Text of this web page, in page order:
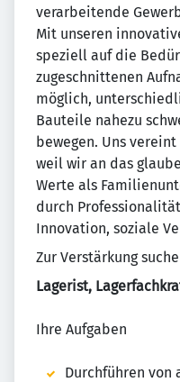
verarbeitende
Mit unseren
speziell auf die
zugeschnittenen
möglich,
Bauteile nahezu
bewegen. Uns
weil wir an das
Werte als
durch
Innovation, soziale
Zur Verstärkung
Lagerist,
Ihre Aufgaben
Durchführen von